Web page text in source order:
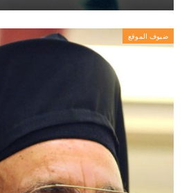
ضيوف الموقع